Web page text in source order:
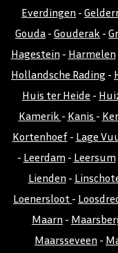
Everdingen -
Gouda - Gouderak -
Hagestein - Harmelen
Hollandsche Rading -
Huis ter Heide -
Kamerik - Kanis -
Kortenhoef- Lage
- Leerdam - Leersum
Lienden -
Loenersloot -
Maarn -
Maarsseveen -